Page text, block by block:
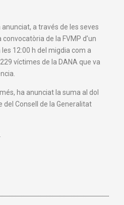
a través de les seves
de la FVMP d’un
12:00 h del migdia com a
víctimes de la DANA que va
ha anunciat la suma al dol
del Consell de la Generalitat